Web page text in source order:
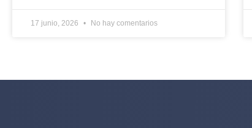
17 junio, 2026 No hay comentarios